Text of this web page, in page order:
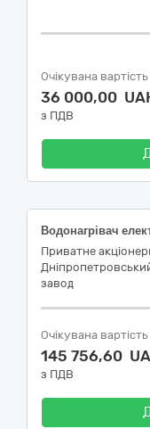
Очікувана вартість
36 000,00
з ПДВ
Водонагрівач
Приватне
завод
Очікувана вартість
145 756,60
з ПДВ